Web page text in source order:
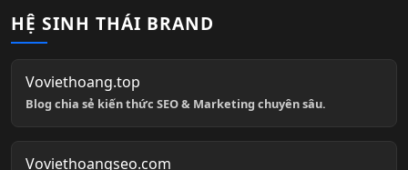
HỆ SINH THÁI BRAND
Voviethoang.top
Blog chia sẻ kiến thức SEO & Marketing chuyên sâu.
Voviethoangseo.com